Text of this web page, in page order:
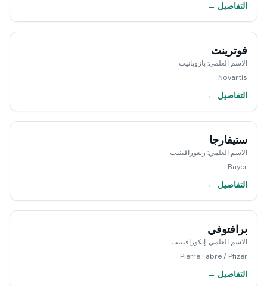
التفاصيل ←
فوترينت
الاسم العلمي:بازوبانيب
Novartis
التفاصيل ←
ستيفارجا
الاسم العلمي: ريغورافينيب
Bayer
التفاصيل ←
برافتوفي
الاسم العلمي:إنكورافينيب
Pierre Fabre / Pfizer
التفاصيل ←